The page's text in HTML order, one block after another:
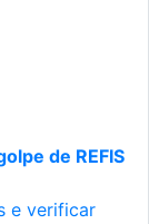
de REFIS
e verificar